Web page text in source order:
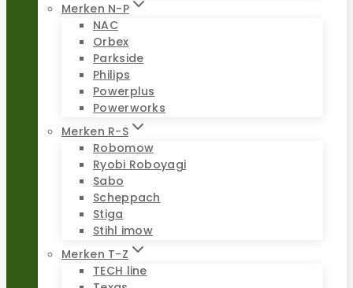
Merken N-P
NAC
Orbex
Parkside
Philips
Powerplus
Powerworks
Merken R-S
Robomow
Ryobi Roboyagi
Sabo
Scheppach
Stiga
Stihl imow
Merken T-Z
TECH line